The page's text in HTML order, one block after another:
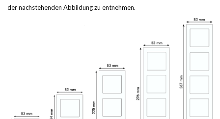
der nachstehenden Abbildung zu entnehmen.